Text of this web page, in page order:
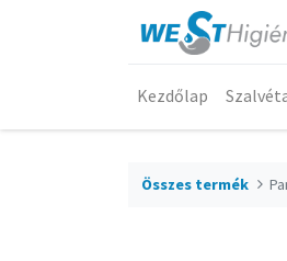
Kezdőlap
Összes termék